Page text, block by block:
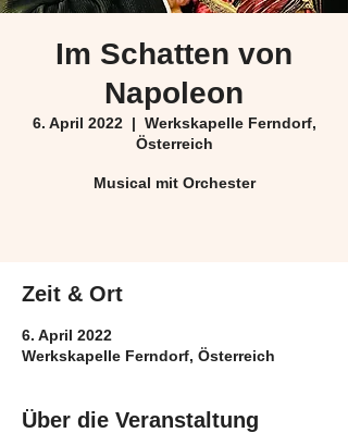
Im Schatten von
Napoleon
6. April 2022
  |
Werkskapelle Ferndorf,
Österreich
Musical mit Orchester
Zeit & Ort
6. April 2022
Werkskapelle Ferndorf, Österreich
Über die Veranstaltung